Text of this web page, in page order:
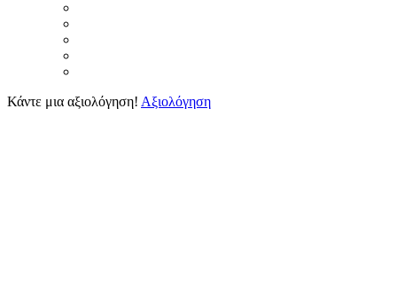
Κάντε μια αξιολόγηση! Αξιολόγηση